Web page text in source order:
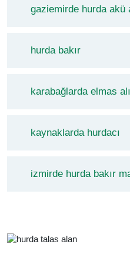
gaziemirde hurda akü
hurda bakır
karabağlarda elmas
kaynaklarda hurdacı
izmirde hurda bakır